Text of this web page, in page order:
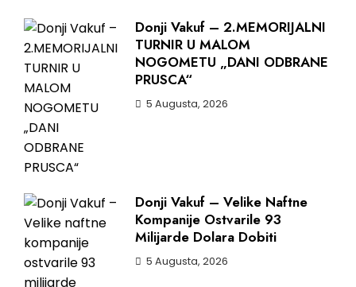
Donji Vakuf – 2.MEMORIJALNI
TURNIR U MALOM
NOGOMETU „DANI ODBRANE
PRUSCA“
5 Augusta, 2026
Donji Vakuf – Velike Naftne
Kompanije Ostvarile 93
Milijarde Dolara Dobiti
5 Augusta, 2026